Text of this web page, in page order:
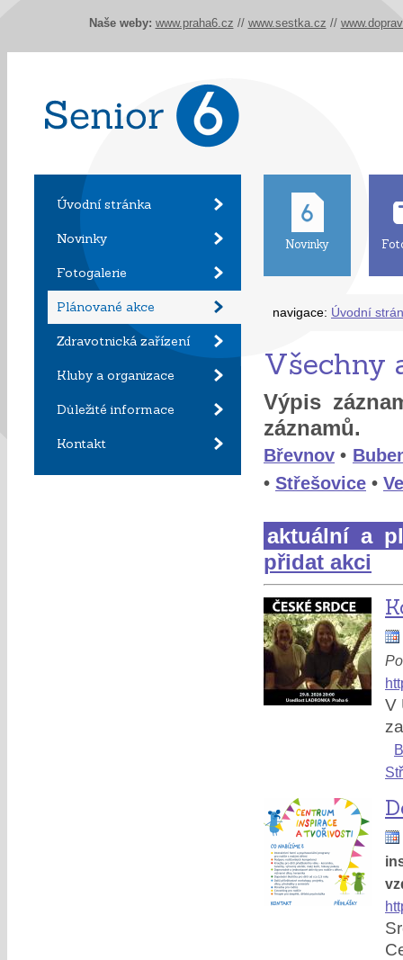
Úvodní stránka
Novinky
Fotogalerie
Plánované akce
Zdravotnická zařízení
Kluby a organizace
Důležité informace
Kontakt
Novinky
navigace: Úvodní
Všechny
Výpis
záznamů.
Břevnov •
• Střešovice •
aktuální a
přidat akci
V
Naše weby: www.praha6.cz // www.sestka.cz //